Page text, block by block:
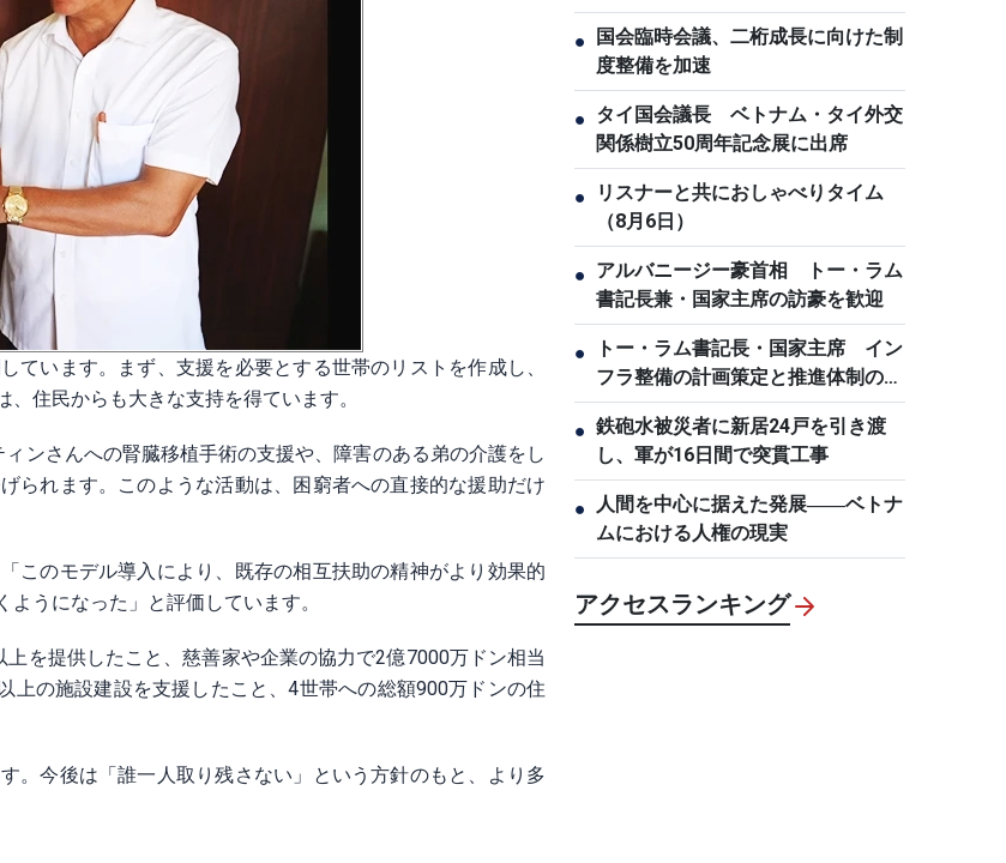
います。まず、支援を必要とする世帯のリストを作成し、
住民からも大きな支持を得ています。
ンさんへの腎臓移植手術の支援や、障害のある弟の介護をし
られます。このような活動は、困窮者への直接的な援助だけ
このモデル導入により、既存の相互扶助の精神がより効果的
うになった」と評価しています。
を提供したこと、慈善家や企業の協力で2億7000万ドン相当
の施設建設を支援したこと、4世帯への総額900万ドンの住
。今後は「誰一人取り残さない」という方針のもと、より多
●
国会臨時会議、二桁成長に向けた制
度整備を加速
● タイ国会議長 ベトナム・タイ外交
関係樹立50周年記念展に出席
●
リスナーと共におしゃべりタイム
（8月6日）
● アルバニージー豪首相 トー・ラム
書記長兼・国家主席の訪豪を歓迎
●
トー・ラム書記長・国家主席 イン
フラ整備の計画策定と推進体制の刷
新を要求
● 鉄砲水被災者に新居24戸を引き渡
し、軍が16日間で突貫工事
●
人間を中心に据えた発展――ベトナ
ムにおける人権の現実
アクセスランキング